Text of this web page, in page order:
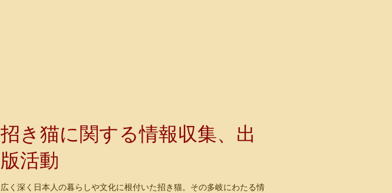
招き猫に関する情報収集、出
版活動
広く深く日本人の暮らしや文化に根付いた招き猫。その多岐にわたる情